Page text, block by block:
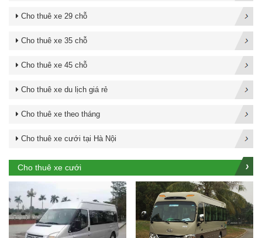
Cho thuê xe 29 chỗ
Cho thuê xe 35 chỗ
Cho thuê xe 45 chỗ
Cho thuê xe du lịch giá rẻ
Cho thuê xe theo tháng
Cho thuê xe cưới tại Hà Nội
Cho thuê xe cưới